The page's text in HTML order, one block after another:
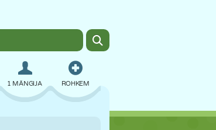
ROHKEM
1 MÄNGIJA